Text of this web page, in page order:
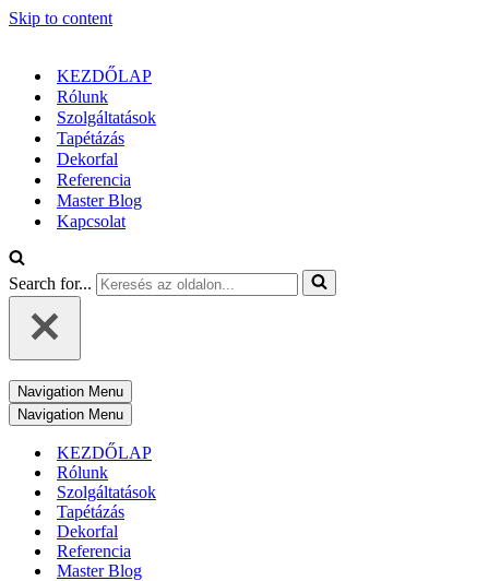
Skip to content
KEZDŐLAP
Rólunk
Szolgáltatások
Tapétázás
Dekorfal
Referencia
Master Blog
Kapcsolat
Search for...
Navigation Menu
Navigation Menu
KEZDŐLAP
Rólunk
Szolgáltatások
Tapétázás
Dekorfal
Referencia
Master Blog